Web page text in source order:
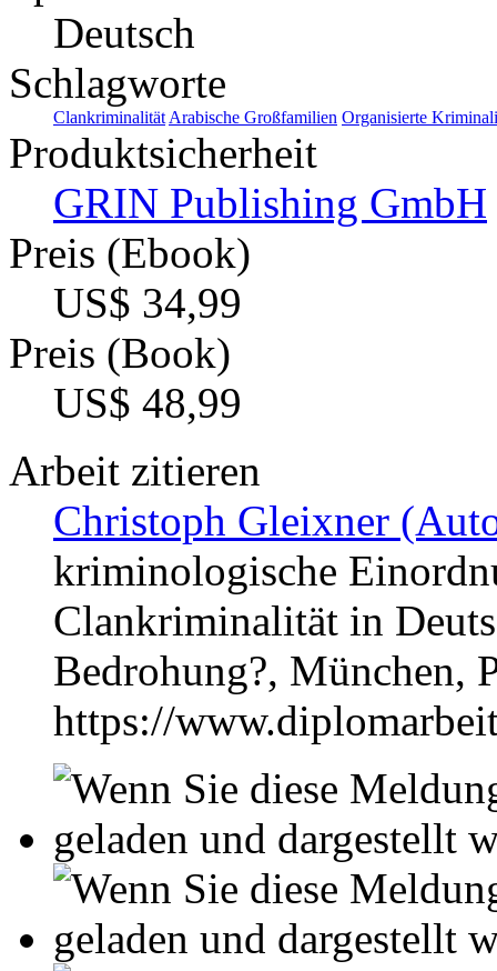
Deutsch
Schlagworte
Clankriminalität Arabische Großfamilien Organisierte
Produktsicherheit
GRIN Publishing GmbH
Preis (Ebook)
US$ 34,99
Preis (Book)
US$ 48,99
Arbeit zitieren
Christoph Gleixner
kriminologische
Clankriminalität in
Bedrohung?, München,
https://